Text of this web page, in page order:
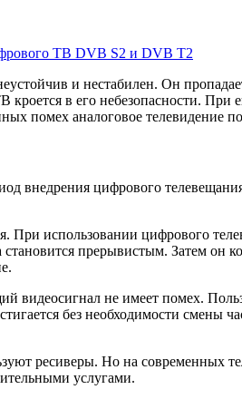
ТВ DVB S2 и DVB T2
и нестабилен. Он
кроется в его небезопасности.
помех аналоговое
внедрения цифрового
При использовании цифрового
становится прерывистым. Затем
видеосигнал не имеет помех.
без необходимости
ресиверы. Но на современных
услугами.